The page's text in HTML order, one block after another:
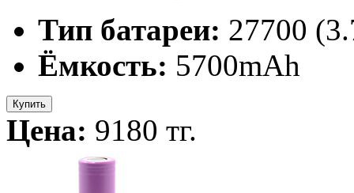
Тип батареи: 27700
Ёмкость: 5700mAh
Купить
Цена: 9180 тг.